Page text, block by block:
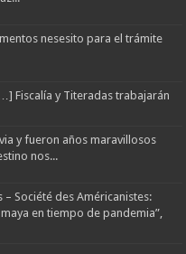
nesesito para el trámite
Fiscalía y Titeradas trabajarán
y fueron años maravillosos
nos...
Société des Américanistes:
en tiempo de pandemia”,